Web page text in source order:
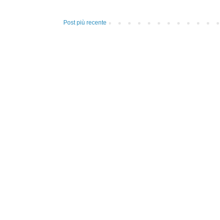
Post più recente